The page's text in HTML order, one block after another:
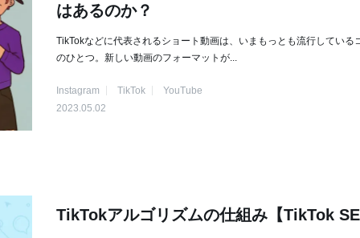
はあるのか？
TikTokなどに代表されるショート動画は、いまもっとも流行している
のひとつ。新しい動画のフォーマットが...
Instagram TikTok
YouTube
2023.05.02
TikTokアルゴリズムの仕組み【TikTok